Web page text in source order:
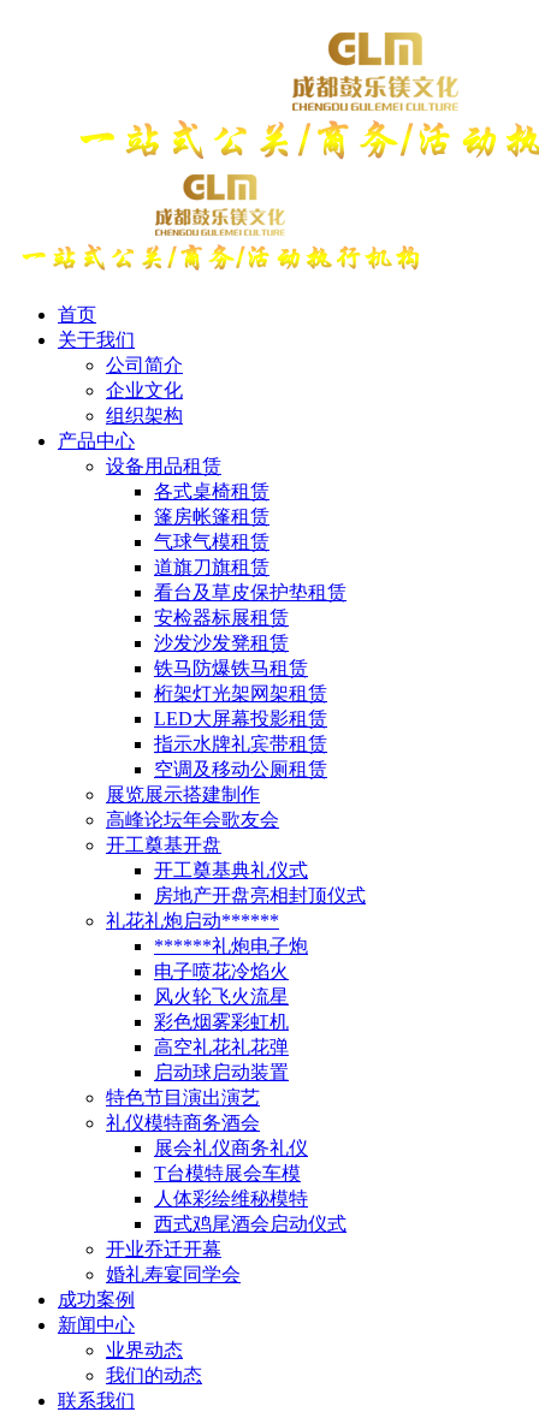
首页
关于我们
公司简介
企业文化
组织架构
产品中心
设备用品租赁
各式桌椅租赁
篷房帐篷租赁
气球气模租赁
道旗刀旗租赁
看台及草皮保护垫租赁
安检器标展租赁
沙发沙发凳租赁
铁马防爆铁马租赁
桁架灯光架网架租赁
LED大屏幕投影租赁
指示水牌礼宾带租赁
空调及移动公厕租赁
展览展示搭建制作
高峰论坛年会歌友会
开工奠基开盘
开工奠基典礼仪式
房地产开盘亮相封顶仪式
礼花礼炮启动******
******礼炮电子炮
电子喷花冷焰火
风火轮飞火流星
彩色烟雾彩虹机
高空礼花礼花弹
启动球启动装置
特色节目演出演艺
礼仪模特商务酒会
展会礼仪商务礼仪
T台模特展会车模
人体彩绘维秘模特
西式鸡尾酒会启动仪式
开业乔迁开幕
婚礼寿宴同学会
成功案例
新闻中心
业界动态
我们的动态
联系我们